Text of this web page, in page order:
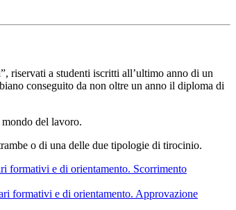
riservati a studenti iscritti all’ultimo anno di un
conseguito da non oltre un anno il diploma di
del lavoro.
o di una delle due tipologie di tirocinio.
formativi e di orientamento. Scorrimento
formativi e di orientamento. Approvazione